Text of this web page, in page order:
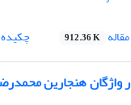
912.36 K
هنجارین